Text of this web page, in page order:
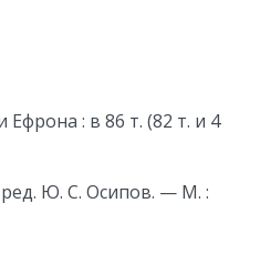
: в 86 т. (82 т. и 4
ред. Ю. С. Осипов. — М. :